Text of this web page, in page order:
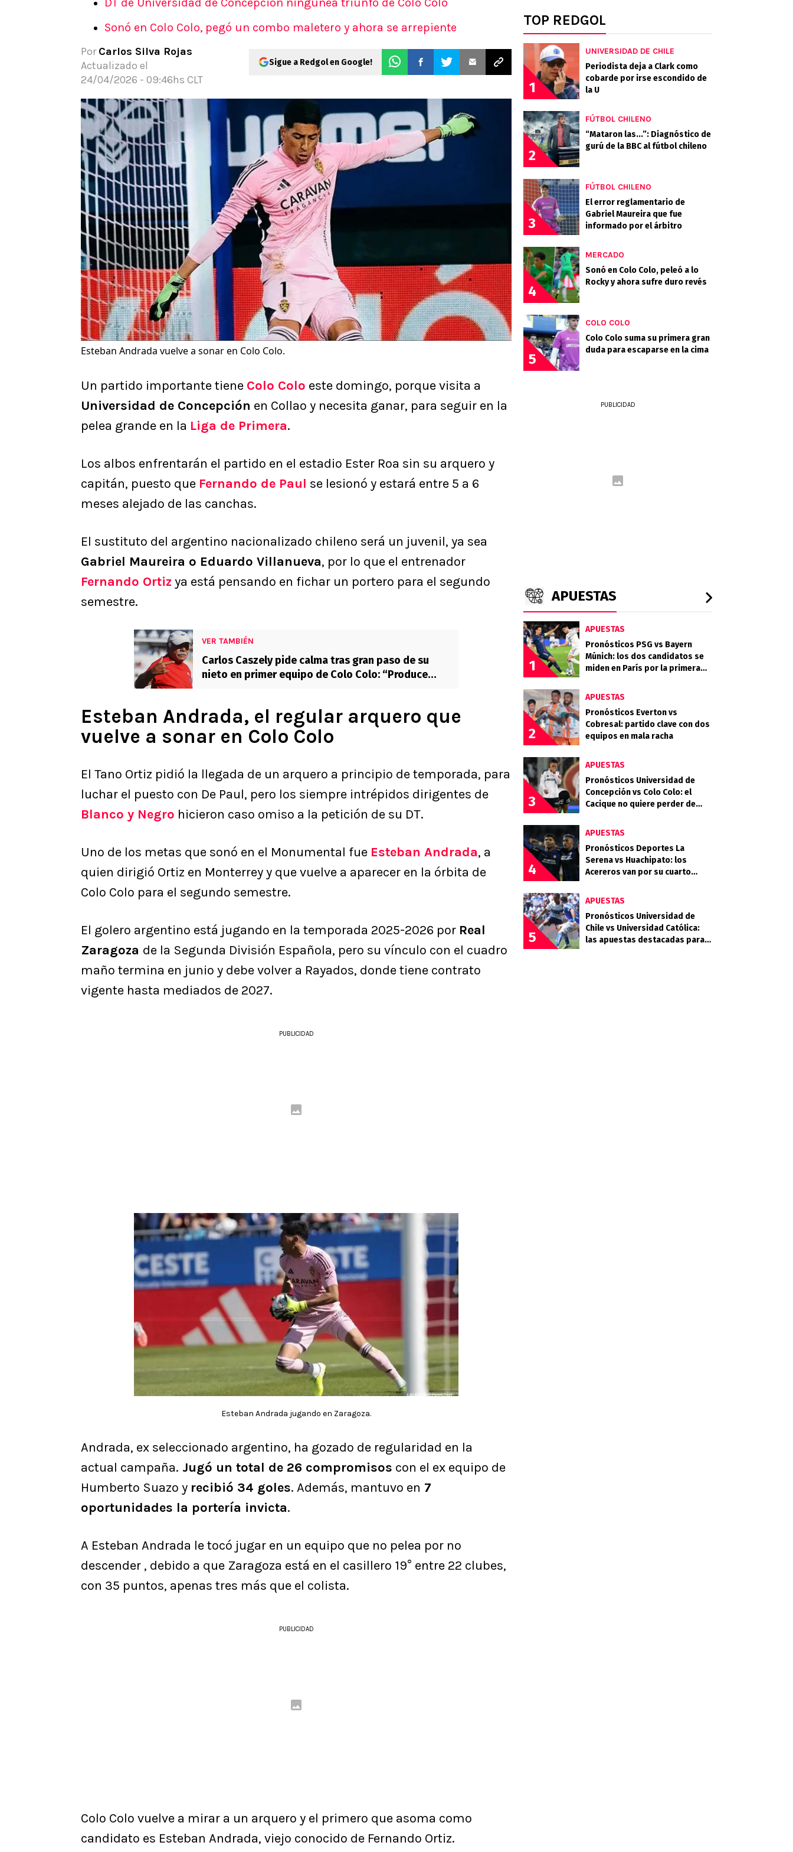
Pronósticos
Apuestas Mundial 2026
Sonó en Colo Colo, pegó un combo maletero y ahora se arrepiente
Por Carlos Silva Rojas
Actualizado el
24/04/2026 - 09:46hs CLT
Sigue a Redgol en Google!
Esteban Andrada vuelve a sonar en Colo Colo.
Un partido importante tiene Colo Colo este domingo, porque visita a
Universidad de Concepción en Collao y necesita ganar, para seguir en la
pelea grande en la Liga de Primera.
Los albos enfrentarán el partido en el estadio Ester Roa sin su arquero y
capitán, puesto que Fernando de Paul se lesionó y estará entre 5 a 6
meses alejado de las canchas.
El sustituto del argentino nacionalizado chileno será un juvenil, ya sea
Gabriel Maureira o Eduardo Villanueva, por lo que el entrenador
Fernando Ortiz ya está pensando en fichar un portero para el segundo
semestre.
VER TAMBIÉN
Carlos Caszely pide calma tras gran paso de su
nieto en primer equipo de Colo Colo: “Produce
Esteban Andrada, el regular arquero que
vuelve a sonar en Colo Colo
El Tano Ortiz pidió la llegada de un arquero a principio de temporada, para
luchar el puesto con De Paul, pero los siempre intrépidos dirigentes de
Blanco y Negro hicieron caso omiso a la petición de su DT.
Uno de los metas que sonó en el Monumental fue Esteban Andrada, a
quien dirigió Ortiz en Monterrey y que vuelve a aparecer en la órbita de
Colo Colo para el segundo semestre.
El golero argentino está jugando en la temporada 2025-2026 por Real
Zaragoza de la Segunda División Española, pero su vínculo con el cuadro
maño termina en junio y debe volver a Rayados, donde tiene contrato
vigente hasta mediados de 2027.
PUBLICIDAD
Esteban Andrada jugando en Zaragoza.
Andrada, ex seleccionado argentino, ha gozado de regularidad en la
actual campaña. Jugó un total de 26 compromisos con el ex equipo de
Humberto Suazo y recibió 34 goles. Además, mantuvo en 7
oportunidades la portería invicta.
A Esteban Andrada le tocó jugar en un equipo que no pelea por no
descender , debido a que Zaragoza está en el casillero 19° entre 22 clubes,
con 35 puntos, apenas tres más que el colista.
PUBLICIDAD
Colo Colo vuelve a mirar a un arquero y el primero que asoma como
candidato es Esteban Andrada, viejo conocido de Fernando Ortiz.
TOP REDGOL
1
UNIVERSIDAD DE CHILE
Periodista deja a Clark como
cobarde por irse escondido de
la U
2
FÚTBOL CHILENO
“Mataron las...”: Diagnóstico de
gurú de la BBC al fútbol chileno
3
FÚTBOL CHILENO
El error reglamentario de
Gabriel Maureira que fue
informado por el árbitro
4
MERCADO
Sonó en Colo Colo, peleó a lo
Rocky y ahora sufre duro revés
5
COLO COLO
Colo Colo suma su primera gran
duda para escaparse en la cima
PUBLICIDAD
APUESTAS
1
APUESTAS
Pronósticos PSG vs Bayern
Múnich: los dos candidatos se
miden en París por la primera
2
APUESTAS
Pronósticos Everton vs
Cobresal: partido clave con dos
equipos en mala racha
3
APUESTAS
Pronósticos Universidad de
Concepción vs Colo Colo: el
Cacique no quiere perder de
4
APUESTAS
Pronósticos Deportes La
Serena vs Huachipato: los
Acereros van por su cuarto
5
APUESTAS
Pronósticos Universidad de
Chile vs Universidad Católica:
las apuestas destacadas para